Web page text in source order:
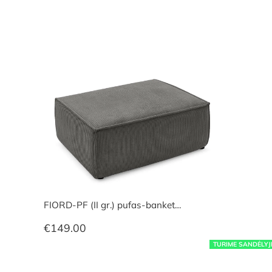
TURIME
FIORD-PF (II gr.) pufas-banket…
€149.00